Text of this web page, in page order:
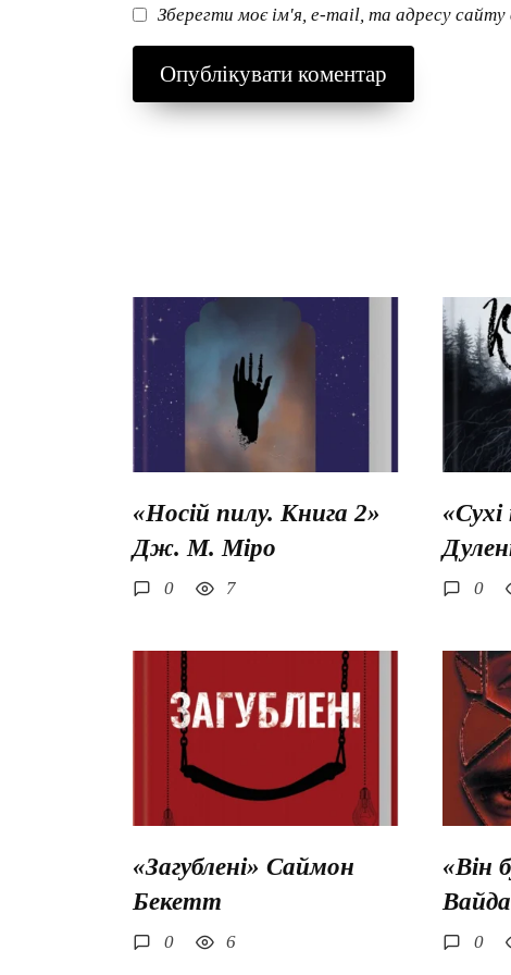
Зберегти моє ім'я, e-mail, та адресу сайту
«Носій пилу. Книга 2»
Дж. М. Міро
0 7 0
«Загублені» Саймон
Бекетт
0 6
«Він
Вайда
0